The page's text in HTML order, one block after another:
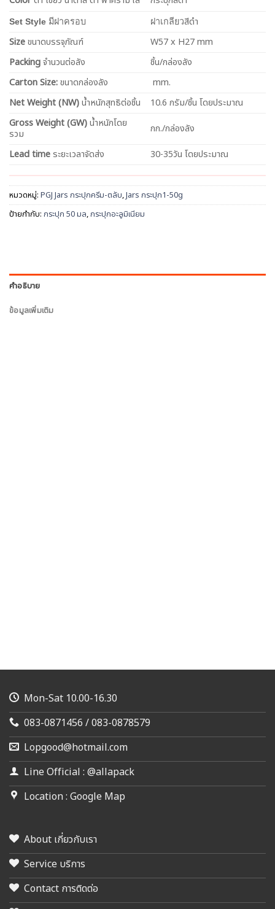
Set Style มีฝาครอบ ฝาเกลียวสีดำ
Sizeขนาดบรรจุภัณฑ์
W57 x H27 mm
Packingจำนวนต่อลัง
ชิ้น/กล่องลัง
Carton Size:ขนาดกล่องลัง
mm.
NetWeight (NW)น้ำหนักสุทธิต่อชิ้น
10.6 กรัม/ชิ้น โดยประมาณ
Gross Weight (GW)น้ำหนักโดย
รวม
กก./กล่องลัง
Lead time ระยะเวลาจัดส่ง 30-35วัน โดยประมาณ
หมวดหมู่: PGJ Jars กระปุกครีม-ตลับ,Jars กระปุก1-50g
ป้ายกำกับ: กระปุก 50 มล,กระปุกอะลูมิเนียม
คำอธิบาย
ข้อมูลเพิ่มเติม
Mon-Sat 10.00-16.30
083-0871456 / 083-0878579
Lopgood@hotmail.com
Line Official : @allapack
Location : Google Map
About เกี่ยวกับเรา
Service บริการ
Contact การติดต่อ